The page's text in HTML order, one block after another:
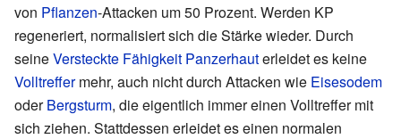
von Pflanzen-Attacken um 50 Prozent. Werden KP
regeneriert, normalisiert sich die Stärke wieder. Durch
seineVersteckte Fähigkeit Panzerhauterleidet es keine
Volltreffermehr, auch nicht durch Attacken wie Eisesodem
oderBergsturm, die eigentlich immer einen Volltreffer mit
sich ziehen. Stattdessen erleidet es einen normalen